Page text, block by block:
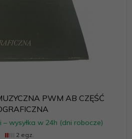
PWM AB CZĘŚĆ
wysyłka w 24h (dni robocze)
2 egz.